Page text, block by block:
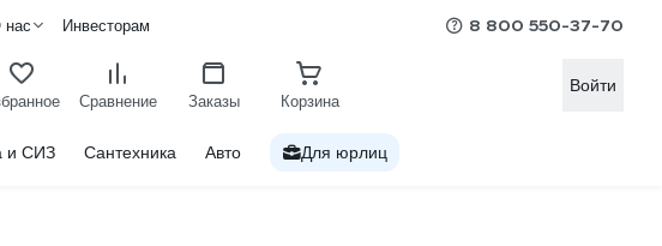
нас Инвесторам 8 800 550-37-70
Сравнение Заказы Корзина
Войти
и СИЗ Сантехника Авто Для юрлиц